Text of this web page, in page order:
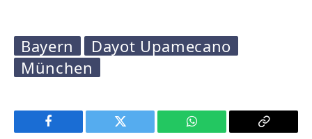
Bayern
Dayot Upamecano
München
Facebook Twitter WhatsApp
Copy